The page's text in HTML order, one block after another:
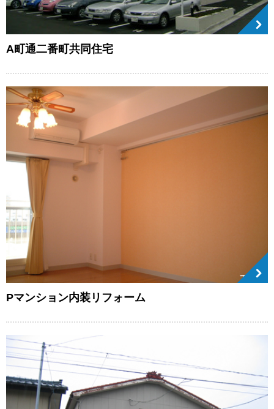
A町通二番町共同住宅
Pマンション内装リフォーム